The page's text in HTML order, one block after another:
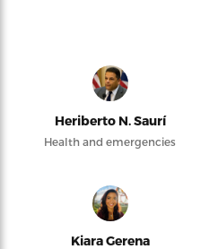
Heriberto N. Saurí
Health and emergencies
Kiara Gerena